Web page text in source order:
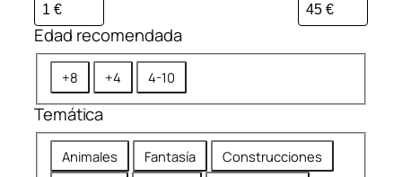
Edad recomendada
E
d
a
d
+8 +4 4-10
Temática
T
e
Animales Fantasía
Construcciones